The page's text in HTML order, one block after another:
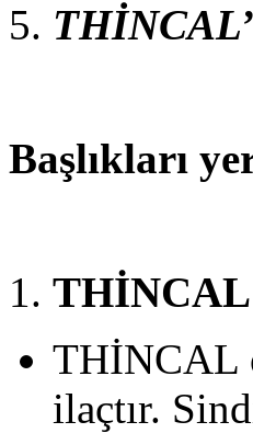
Başlıkları
THİNCAL
THİNCAL
ilaçtır.